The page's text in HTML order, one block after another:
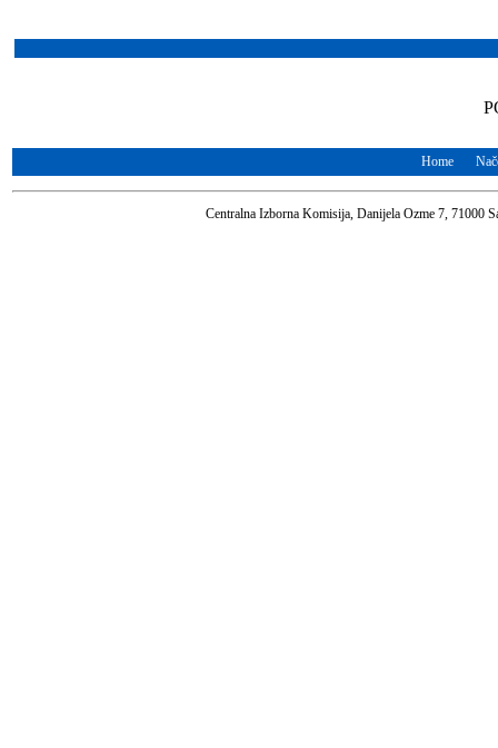
Home
Centralna Izborna Komisija, Danijela Ozme 7, 71000